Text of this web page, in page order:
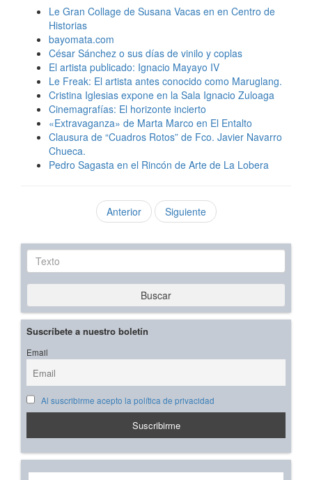
Le Gran Collage de Susana Vacas en en Centro de
Historias
bayomata.com
César Sánchez o sus días de vinilo y coplas
El artista publicado: Ignacio Mayayo IV
Le Freak: El artista antes conocido como Maruglang.
Cristina Iglesias expone en la Sala Ignacio Zuloaga
Cinemagrafías: El horizonte incierto
«Extravaganza» de Marta Marco en El Entalto
Clausura de “Cuadros Rotos” de Fco. Javier Navarro
Chueca.
Pedro Sagasta en el Rincón de Arte de La Lobera
Anterior Siguiente
Texto
Buscar
Suscríbete a nuestro boletín
Email
Al suscribirme acepto la política de privacidad